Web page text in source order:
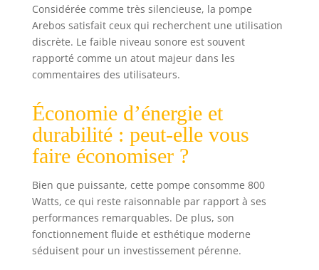
piscines d'eau
douce et d'eau
salée et dispose
de raccords
universels de
les systèmes de
piscine courants.
[Avec protection
thermique] Un
avec protection
thermique
intégrée empêche
la surchauffe,
tandis que le
Considérée comme très silencieuse, la pompe
Arebos satisfait ceux qui recherchent une utilisation
discrète. Le faible niveau sonore est souvent
rapporté comme un atout majeur dans les
commentaires des utilisateurs.
Économie d’énergie et
durabilité : peut-elle vous
faire économiser ?
Bien que puissante, cette pompe consomme 800
Watts, ce qui reste raisonnable par rapport à ses
performances remarquables. De plus, son
fonctionnement fluide et esthétique moderne
séduisent pour un investissement pérenne.